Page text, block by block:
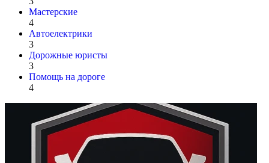
Мастерские
4
Автоелектрики
3
Дорожные юристы
3
Помощь на дороге
4